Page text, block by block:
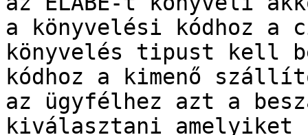
a könyvelési kódhoz
könyvelés tipust kell
kódhoz a kimenő
az ügyfélhez azt a
kiválasztani amelyiket